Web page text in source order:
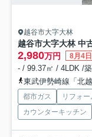
越谷市大字大林
越谷市大字大林 中
2,980万円 8月4
- / 99.37㎡ / 4LDK /
東武伊勢崎線「北
都市ガス リフォ
カウンターキッチン